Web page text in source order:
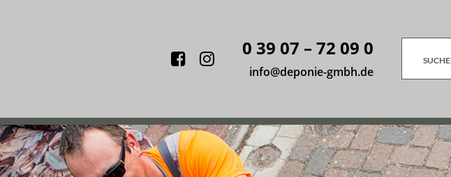
Facebook
Instagram
0 39 07 – 72 09 0
info@deponie-gmbh.de